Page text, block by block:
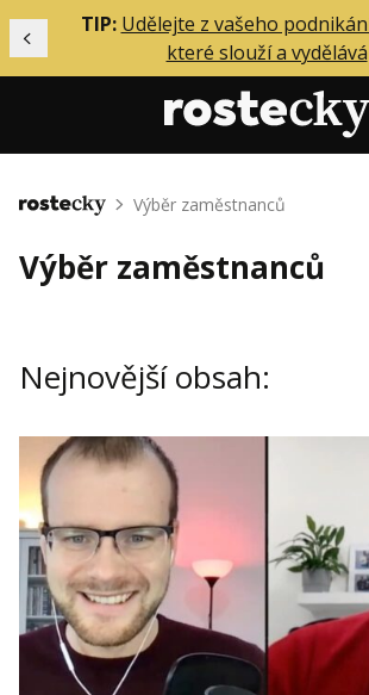
Předchozí
TIP: Udělejte z vašeho
které slouží a vydělává
Mentoring
Solo
Inzerce
Přihlášení
Kontakt
Obchodní podmínky
Hledaná fráze
Domů Výběr zaměstnanců
Výběr zaměstnanců
Nejnovější obsah: